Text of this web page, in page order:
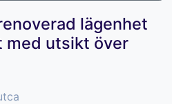
lägenhet
med utsikt över